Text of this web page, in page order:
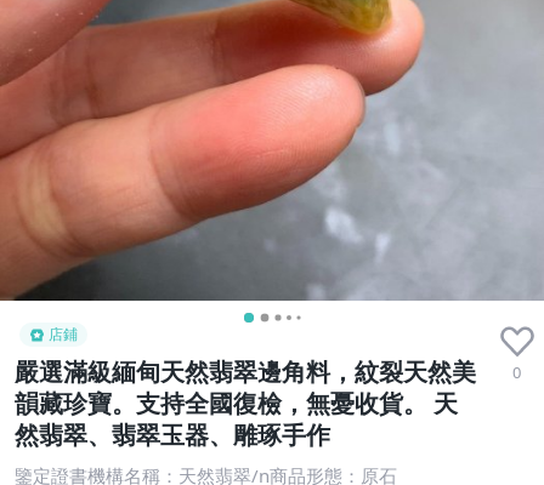
店鋪
嚴選滿級緬甸天然翡翠邊角料，紋裂天然美
韻藏珍寶。支持全國復檢，無憂收貨。 天
然翡翠、翡翠玉器、雕琢手作
0
鑒定證書機構名稱：天然翡翠/n商品形態：原石